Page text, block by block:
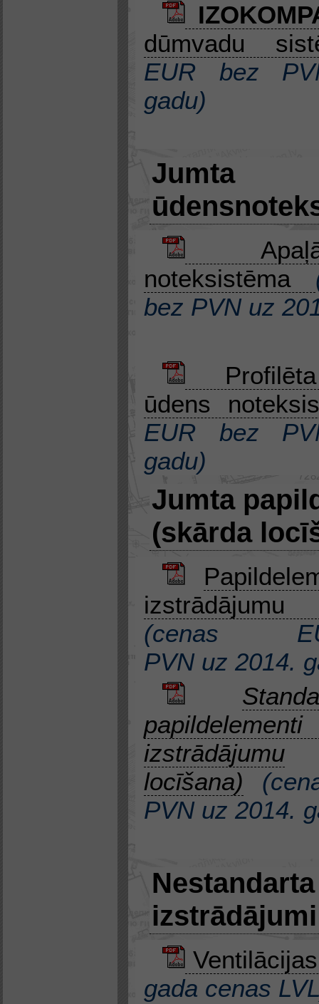
dūmvadu
EUR bez
gadu)
Jumta
noteksistēma
bez PVN uz
ūdens
EUR bez
gadu)
Jumta
(skārda
(cenas
PVN uz 2014.
izstrādājumu
locīšana)
(
PVN uz 2014.
izstrādājumi
gada cenas